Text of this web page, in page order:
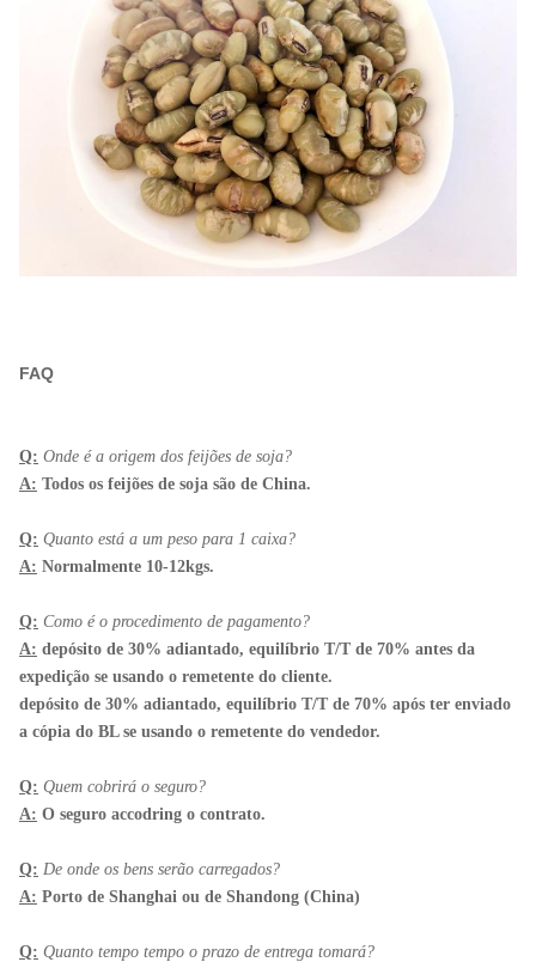
FAQ
Q: Onde é a origem dos feijões de soja?
A: Todos os feijões de soja são de China.
Q: Quanto está a um peso para 1 caixa?
A: Normalmente 10-12kgs.
Q: Como é o procedimento de pagamento?
A: depósito de 30% adiantado, equilíbrio T/T de 70% antes da
expedição se usando o remetente do cliente.
depósito de 30% adiantado, equilíbrio T/T de 70% após ter enviado
a cópia do BL se usando o remetente do vendedor.
Q: Quem cobrirá o seguro?
A: O seguro accodring o contrato.
Q: De onde os bens serão carregados?
A: Porto de Shanghai ou de Shandong (China)
Q: Quanto tempo tempo o prazo de entrega tomará?